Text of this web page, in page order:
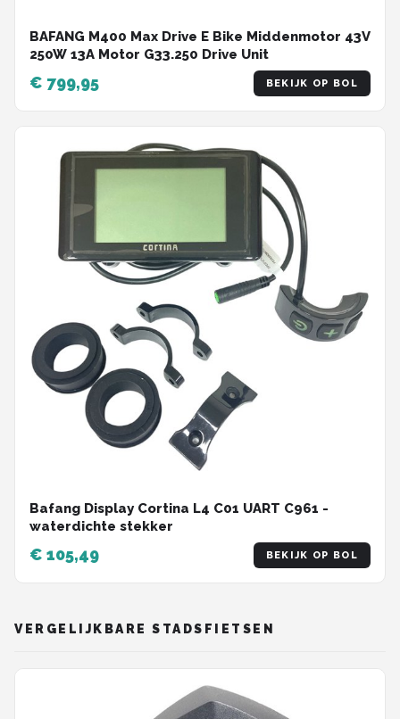
BAFANG M400 Max Drive E Bike Middenmotor 43V
250W 13A Motor G33.250 Drive Unit
€ 799,95 BEKIJK OP BOL
Bafang Display Cortina L4 C01 UART C961 -
waterdichte stekker
€ 105,49 BEKIJK OP BOL
VERGELIJKBARE STADSFIETSEN